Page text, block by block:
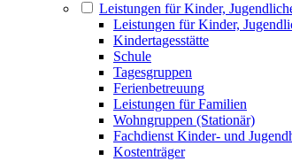
Leistungen für Kinder,
Leistungen für Kinder,
Kindertagesstätte
Schule
Tagesgruppen
Ferienbetreuung
Leistungen für Familien
Wohngruppen (Stationär)
Fachdienst Kinder- und
Kostenträger